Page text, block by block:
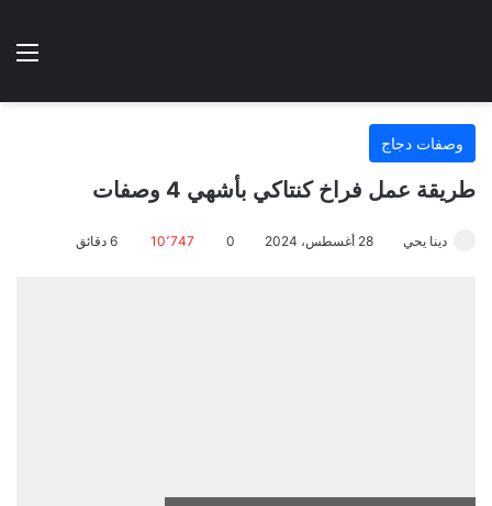
الوضع
وصفات دجاج
طريقة عمل فراخ كنتاكي بأشهي 4 وصفات
دينا يحي 28 أغسطس، 2024 0 10٬747